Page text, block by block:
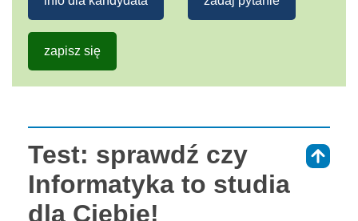
zapisz się
Test: sprawdź czy
Informatyka to studia
dla Ciebie!